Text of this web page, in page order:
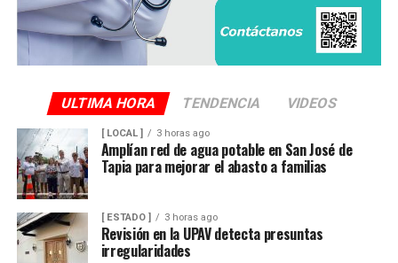
ULTIMA HORA TENDENCIA VIDEOS
[ LOCAL ] 3 horas ago
Amplían red de agua potable en San José de
Tapia para mejorar el abasto a familias
[ ESTADO ] 3 horas ago
Revisión en la UPAV detecta presuntas
irregularidades